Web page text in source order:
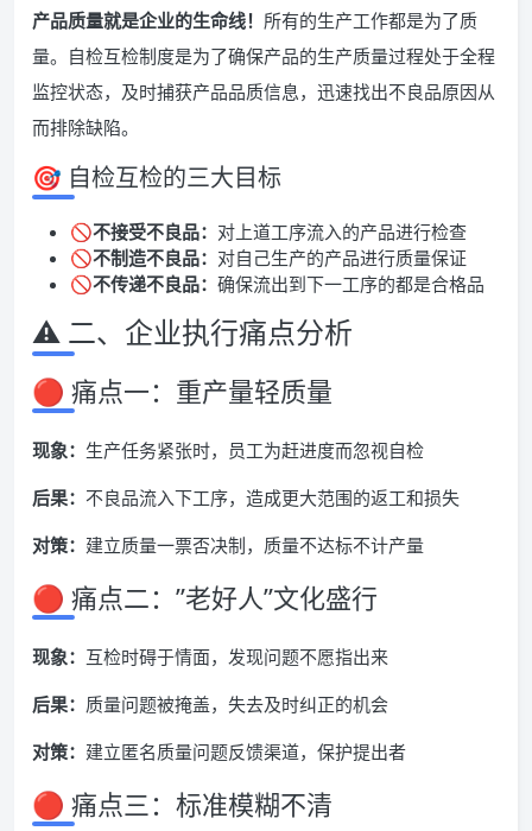
产品质量就是企业的生命线！ 所有的生产工作都是为了质
量。自检互检制度是为了确保产品的生产质量过程处于全程
监控状态，及时捕获产品品质信息，迅速找出不良品原因从
而排除缺陷。
🎯 自检互检的三大目标
🚫不接受不良品： 对上道工序流入的产品进行检查
🚫不制造不良品： 对自己生产的产品进行质量保证
🚫不传递不良品： 确保流出到下一工序的都是合格品
⚠️ 二、企业执行痛点分析
🔴 痛点一：重产量轻质量
现象： 生产任务紧张时，员工为赶进度而忽视自检
后果： 不良品流入下工序，造成更大范围的返工和损失
对策： 建立质量一票否决制，质量不达标不计产量
🔴 痛点二：”老好人”文化盛行
现象： 互检时碍于情面，发现问题不愿指出来
后果： 质量问题被掩盖，失去及时纠正的机会
对策： 建立匿名质量问题反馈渠道，保护提出者
🔴 痛点三：标准模糊不清